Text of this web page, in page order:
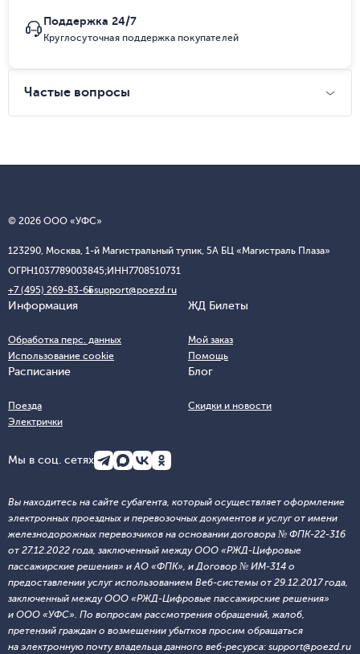
Поддержка 24/7
Круглосуточная поддержка покупателей
Частые вопросы
© 2026 ООО «УФС»
123290, Москва, 1-й Магистральный тупик, 5А БЦ «Магистраль Плаза»
ОГРН1037789003845;ИНН7708510731
+7 (495) 269-83-65support@poezd.ru
Информация
Обработка перс. данных
Использование cookie
ЖД Билеты
Мой заказ
Помощь
Расписание
Поезда
Электрички
Блог
Скидки и новости
Мы в соц. сетях
Вы находитесь на сайте субагента, который осуществляет оформление
электронных проездных и перевозочных документов и услуг от имени
железнодорожных перевозчиков на основании договора № ФПК-22-316
от 27.12.2022 года, заключенный между ООО «РЖД-Цифровые
пассажирские решения» и АО «ФПК», и Договор № ИМ-314 о
предоставлении услуг использованием Веб-системы от 29.12.2017 года,
заключенный между ООО «РЖД-Цифровые пассажирские решения»
и ООО «УФС». По вопросам рассмотрения обращений, жалоб,
претензий граждан о возмещении убытков просим обращаться
на электронную почту владельца данного веб-ресурса: support@poezd.ru